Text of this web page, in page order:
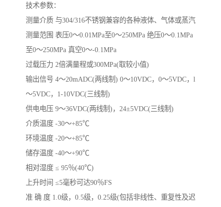
技术参数：
测量介质 与304/316不锈钢兼容的各种液体、气体或蒸汽
测量范围 表压0～0.01MPa至0～250MPa 绝压0～0.1MPa
至0～250MPa 真空0～-0.1MPa
过载压力 2倍满量程或300MPa(取较小值)
输出信号 4～20mADC(两线制) 0～10VDC，0～5VDC，l
～5VDC，1-10VDC(三线制)
供电电压 9～36VDC(两线制)，24±5VDC(三线制)
介质温度 -30～+85℃
环境温度 -20～+85℃
储存温度 -40～+90℃
相对湿度 ≤ 95％(40℃)
上升时间 ≤5毫秒可达90％FS
准 确 度 1.0级，0.5级，0.25级(包括非线性、重复性及迟